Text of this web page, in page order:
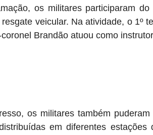
os militares participaram do
veicular. Na atividade, o 1º
Brandão atuou como
os militares também
em diferentes estações